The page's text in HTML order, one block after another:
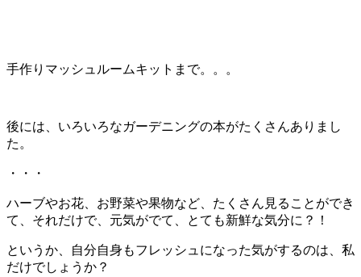
手作りマッシュルームキットまで。。。
後には、いろいろなガーデニングの本がたくさんありまし
た。
・・・
ハーブやお花、お野菜や果物など、たくさん見ることができ
て、それだけで、元気がでて、とても新鮮な気分に？！
というか、自分自身もフレッシュになった気がするのは、私
だけでしょうか？